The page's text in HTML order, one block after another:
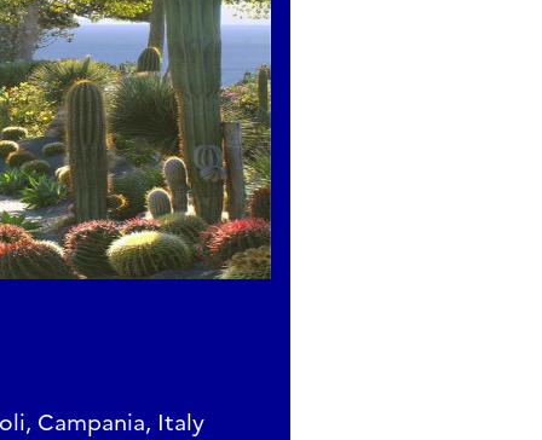
Campania, Italy